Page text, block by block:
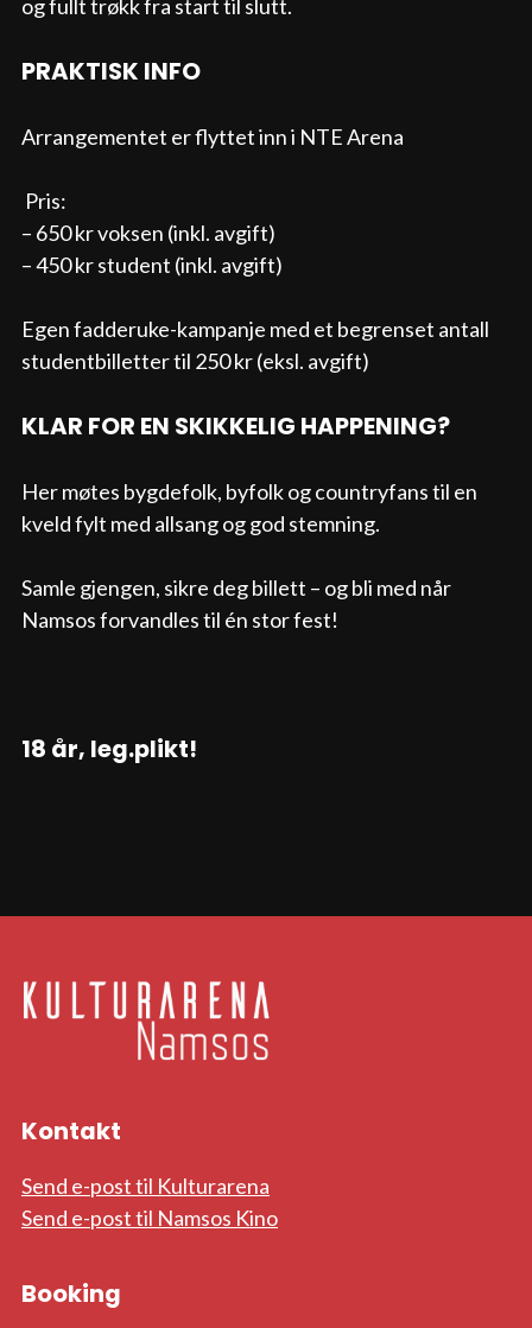
og fullt trøkk fra start til slutt.
PRAKTISK INFO
Arrangementet er flyttet inn i NTE Arena
Pris:
– 650 kr voksen (inkl. avgift)
– 450 kr student (inkl. avgift)
Egen fadderuke-kampanje med et begrenset antall
studentbilletter til 250 kr (eksl. avgift)
KLAR FOR EN SKIKKELIG HAPPENING?
Her møtes bygdefolk, byfolk og countryfans til en
kveld fylt med allsang og god stemning.
Samle gjengen, sikre deg billett – og bli med når
Namsos forvandles til én stor fest!
18 år, leg.plikt!
Kontakt
Send e-post til Kulturarena
Send e-post til Namsos Kino
Booking